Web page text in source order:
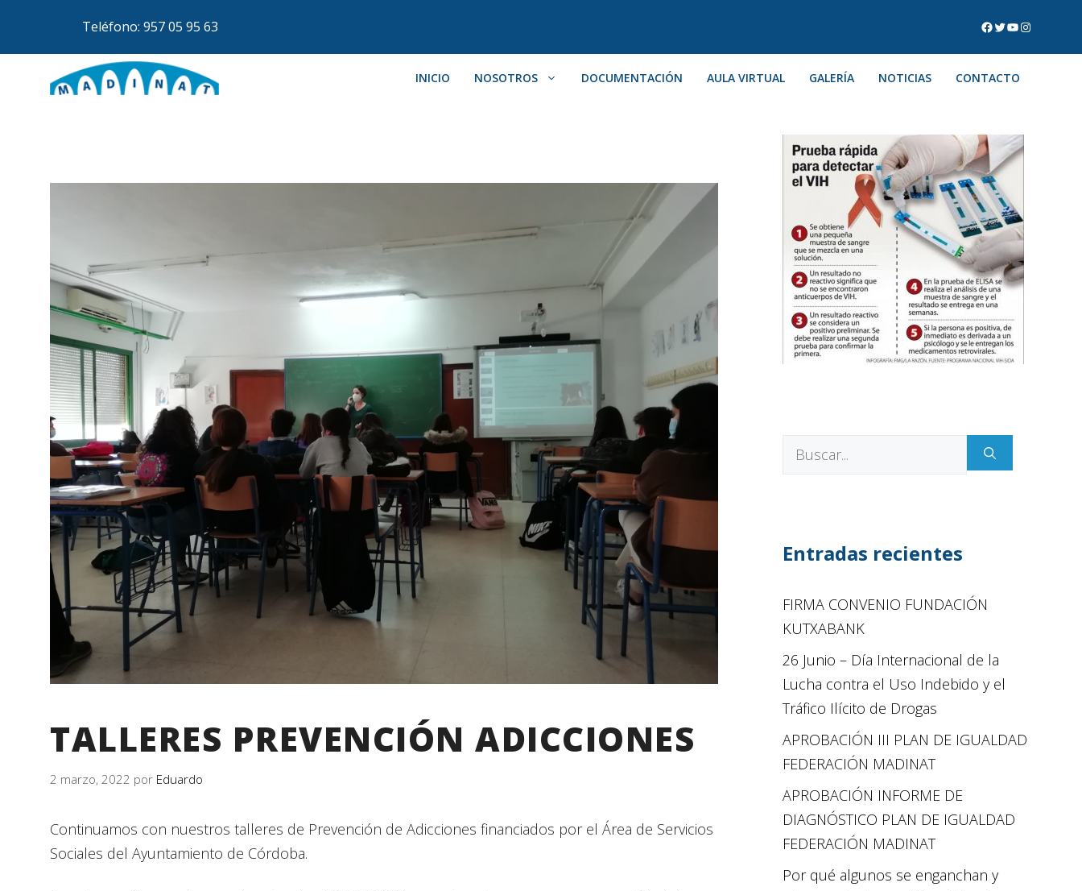
Teléfono: 957 05 95 63
INICIO NOSOTROS DOCUMENTACIÓN AULA VIRTUAL GALERÍA NOTICIAS CONTACTO
TALLERES PREVENCIÓN ADICCIONES
2 marzo, 2022 por Eduardo
Continuamos con nuestros talleres de Prevención de Adicciones financiados por el Área de Servicios
Sociales del Ayuntamiento de Córdoba.
Entradas recientes
FIRMA CONVENIO FUNDACIÓN
KUTXABANK
26 Junio – Día Internacional de la
Lucha contra el Uso Indebido y el
Tráfico Ilícito de Drogas
APROBACIÓN III PLAN DE IGUALDAD
FEDERACIÓN MADINAT
APROBACIÓN INFORME DE
DIAGNÓSTICO PLAN DE IGUALDAD
FEDERACIÓN MADINAT
Por qué algunos se enganchan y